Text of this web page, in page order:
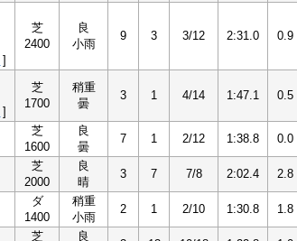
]
芝
2400
良
小雨
9 3 3/12 2:31.0 0.9
]
芝
1700
稍重
曇
3 1 4/14 1:47.1 0.5
芝
1600
良
曇
7 1 2/12 1:38.8 0.0
芝
2000
良
晴
3 7 7/8 2:02.4 2.8
ダ
1400
稍重
小雨
2 1 2/10 1:30.8 1.8
芝
良